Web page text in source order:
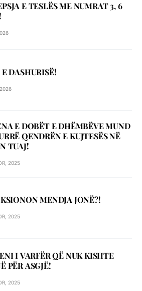
E TESLËS ME NUMRAT 3, 6
DASHURISË!
E DOBËT E DHËMBËVE MUND
QENDRËN E KUJTESËS NË
TUAJ!
2025
MENDJA JONË?!
2025
I VARFËR QË NUK KISHTE
PËR ASGJË!
2025